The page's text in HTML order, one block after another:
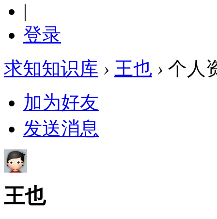
|
登录
求知知识库 › 王也 › 个人
加为好友
发送消息
王也